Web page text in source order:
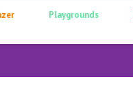
Playgrounds